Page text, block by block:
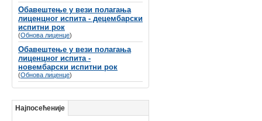
буџета.
Обавештење у вези полагања
лиценцног испита - децембарски
испитни рок
(Обнова лиценце)
Обавештење у вези полагања
лиценцног испита -
новембарски испитни рок
(Обнова лиценце)
Најпосећеније